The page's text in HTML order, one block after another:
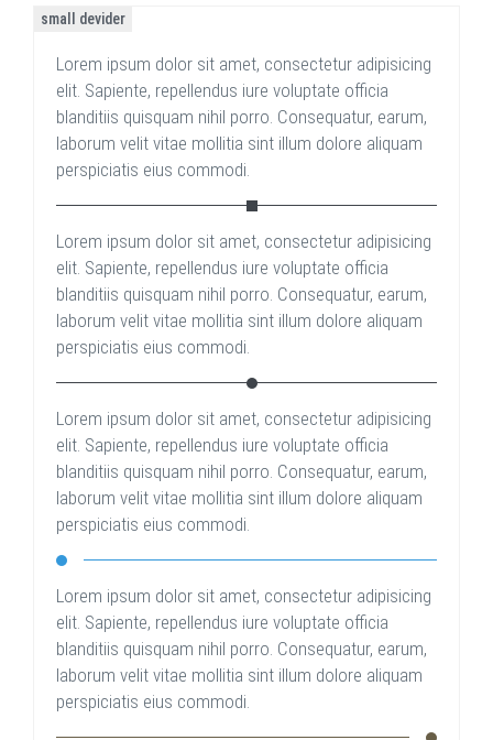
small devider
Lorem ipsum dolor sit amet, consectetur adipisicing
elit. Sapiente, repellendus iure voluptate officia
blanditiis quisquam nihil porro. Consequatur, earum,
laborum velit vitae mollitia sint illum dolore aliquam
perspiciatis eius commodi.
Lorem ipsum dolor sit amet, consectetur adipisicing
elit. Sapiente, repellendus iure voluptate officia
blanditiis quisquam nihil porro. Consequatur, earum,
laborum velit vitae mollitia sint illum dolore aliquam
perspiciatis eius commodi.
Lorem ipsum dolor sit amet, consectetur adipisicing
elit. Sapiente, repellendus iure voluptate officia
blanditiis quisquam nihil porro. Consequatur, earum,
laborum velit vitae mollitia sint illum dolore aliquam
perspiciatis eius commodi.
Lorem ipsum dolor sit amet, consectetur adipisicing
elit. Sapiente, repellendus iure voluptate officia
blanditiis quisquam nihil porro. Consequatur, earum,
laborum velit vitae mollitia sint illum dolore aliquam
perspiciatis eius commodi.